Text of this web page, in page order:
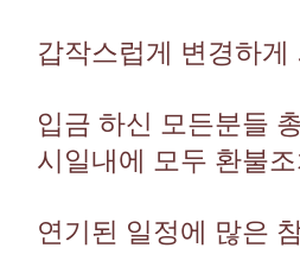
갑작스럽게 변경하
입금 하신 모든분들
시일내에 모두 환불
연기된 일정에 많은